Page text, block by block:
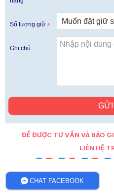
ĐỂ ĐƯỢC TƯ VẤN VÀ BÁO
LIÊN HỆ
CHAT FACEBOOK
Số lượng giữ
Ghi chú
GỬI